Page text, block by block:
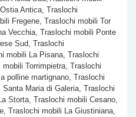
Antica, Traslochi
Fregene, Traslochi mobili Tor
Vecchia, Traslochi mobili Ponte
Sud, Traslochi
mobili La Pisana, Traslochi
Torrimpietra, Traslochi
polline martignano, Traslochi
Maria di Galeria, Traslochi
Storta, Traslochi mobili Cesano,
Traslochi mobili La Giustiniana,